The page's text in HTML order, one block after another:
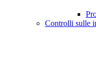
Controlli sulle